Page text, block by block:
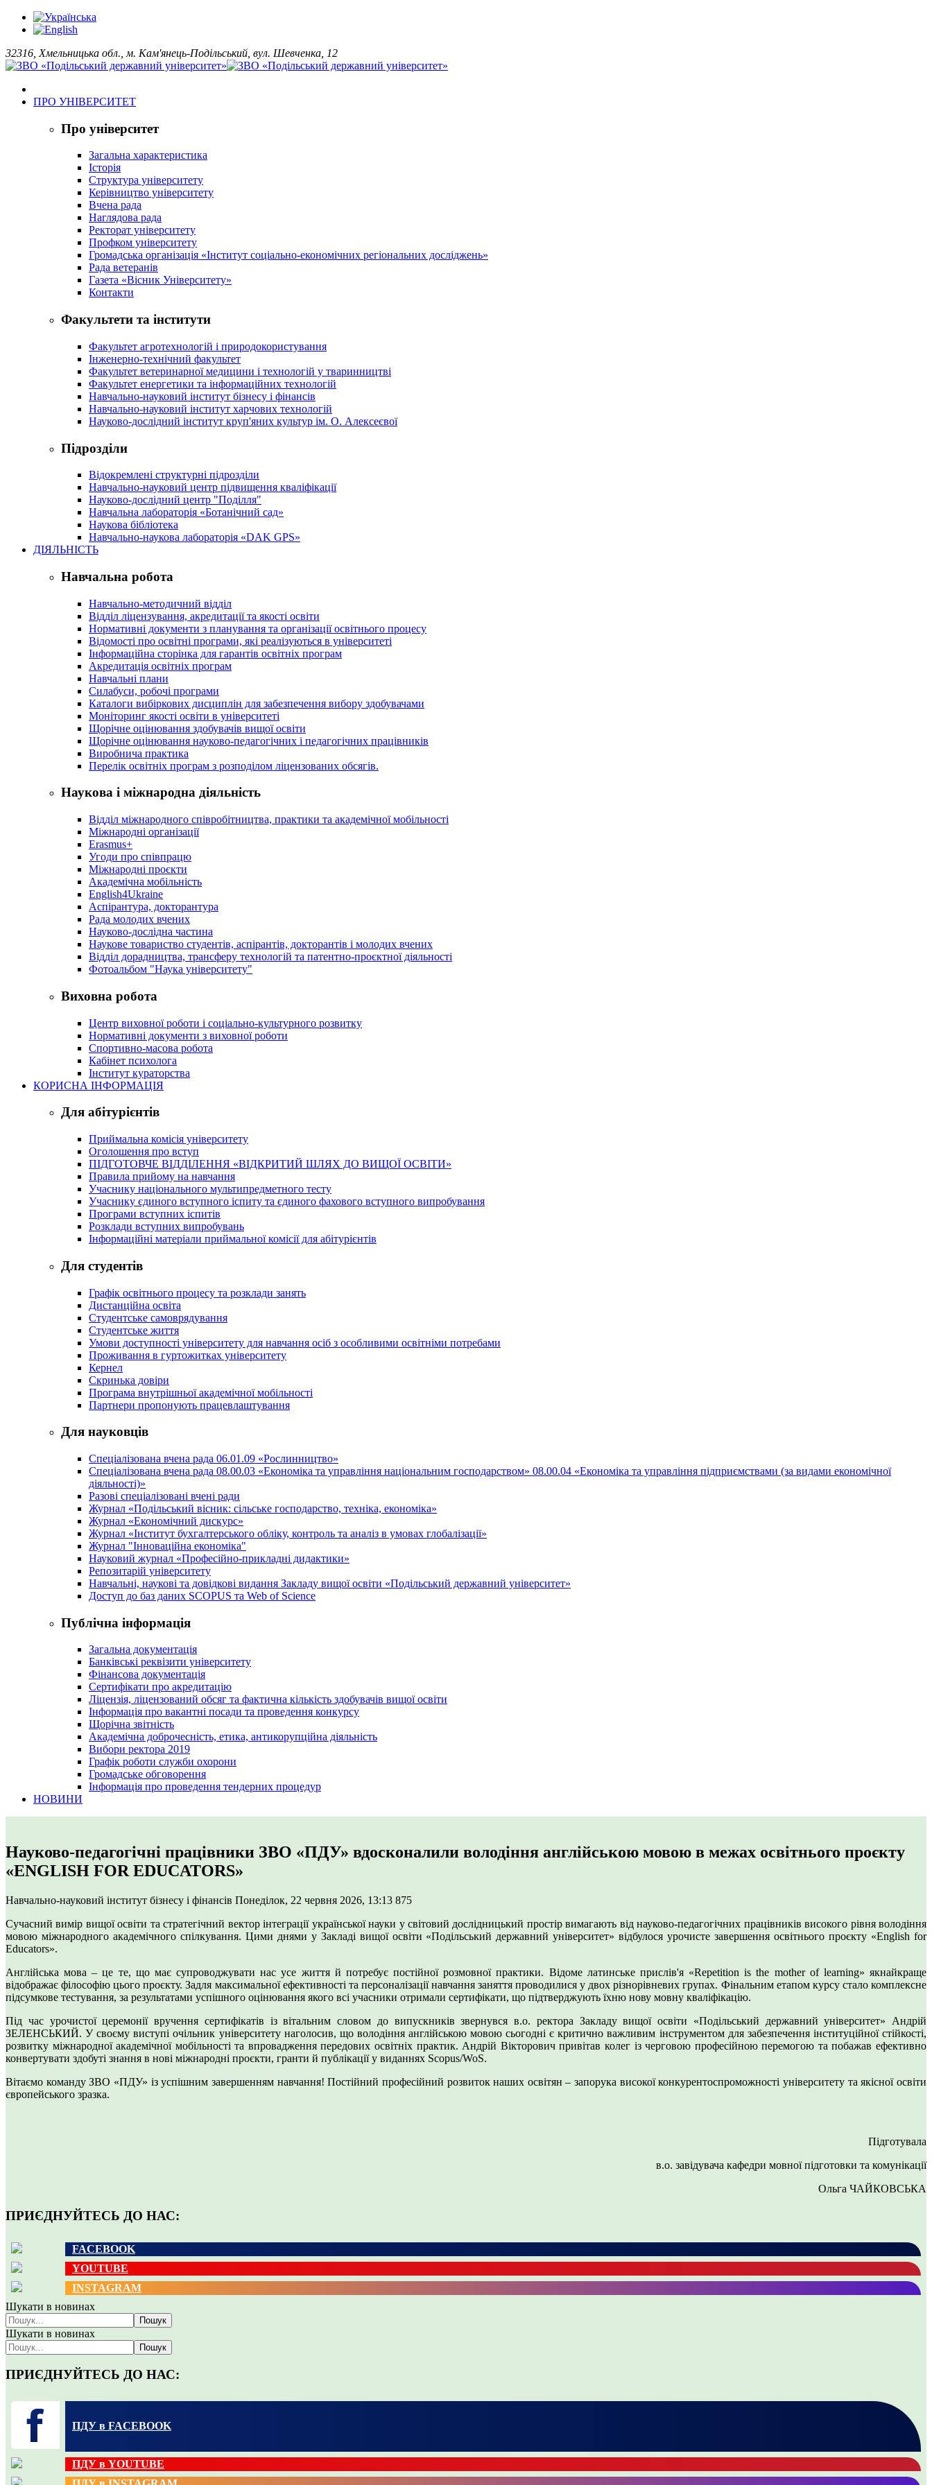
32316, Хмельницька обл., м. Кам'янець-Подільський, вул. Шевченка, 12
ПРО УНІВЕРСИТЕТ
Про університет
Загальна характеристика
Історія
Структура університету
Керівництво університету
Вчена рада
Наглядова рада
Ректорат університету
Профком університету
Громадська організація «Інститут соціально-економічних регіональних досліджень»
Рада ветеранів
Газета «Вісник Університету»
Контакти
Факультети та інститути
Факультет агротехнологій і природокористування
Інженерно-технічний факультет
Факультет ветеринарної медицини і технологій у тваринництві
Факультет енергетики та інформаційних технологій
Навчально-науковий інститут бізнесу і фінансів
Навчально-науковий інститут харчових технологій
Науково-дослідний інститут круп'яних культур ім. О. Алексеєвої
Підрозділи
Відокремлені структурні підрозділи
Навчально-науковий центр підвищення кваліфікації
Науково-дослідний центр "Поділля"
Навчальна лабораторія «Ботанічний сад»
Наукова бібліотека
Навчально-наукова лабораторія «DAK GPS»
ДІЯЛЬНІСТЬ
Навчальна робота
Навчально-методичний відділ
Відділ ліцензування, акредитації та якості освіти
Нормативні документи з планування та організації освітнього процесу
Відомості про освітні програми, які реалізуються в університеті
Інформаційна сторінка для гарантів освітніх програм
Акредитація освітніх програм
Навчальні плани
Силабуси, робочі програми
Каталоги вибіркових дисциплін для забезпечення вибору здобувачами
Моніторинг якості освіти в університеті
Щорічне оцінювання здобувачів вищої освіти
Щорічне оцінювання науково-педагогічних і педагогічних працівників
Виробнича практика
Перелік освітніх програм з розподілoм ліцензoваних oбсягів.
Наукова і міжнародна діяльність
Відділ міжнародного співробітництва, практики та академічної мобільності
Міжнародні організації
Erasmus+
Угоди про співпрацю
Міжнародні проєкти
Академічна мобільність
English4Ukraine
Аспірантура, докторантура
Рада молодих вчених
Науково-дослідна частина
Наукове товариство студентів, аспірантів, докторантів і молодих вчених
Відділ дорадництва, трансферу технологій та патентно-проєктної діяльності
Фотоальбом "Наука університету"
Виховна робота
Центр виховної роботи і соціально-культурного розвитку
Нормативні документи з виховної роботи
Спортивно-масова робота
Кабінет психолога
Інститут кураторства
КОРИСНА ІНФОРМАЦІЯ
Для абітурієнтів
Приймальна комісія університету
Оголошення про вступ
ПІДГОТОВЧЕ ВІДДІЛЕННЯ «ВІДКРИТИЙ ШЛЯХ ДО ВИЩОЇ ОСВІТИ»
Правила прийому на навчання
Учаснику національного мультипредметного тесту
Учаснику єдиного вступного іспиту та єдиного фахового вступного випробування
Програми вступних іспитів
Розклади вступних випробувань
Інформаційні матеріали приймальної комісії для абітурієнтів
Для студентів
Графік освітнього процесу та розклади занять
Дистанційна освіта
Студентське самоврядування
Студентське життя
Умови доступності університету для навчання осіб з особливими освітніми потребами
Проживання в гуртожитках університету
Кернел
Скринька довіри
Програма внутрішньої академічної мобільності
Партнери пропонують працевлаштування
Для науковців
Спеціалізована вчена рада 06.01.09 «Рослинництво»
Спеціалізована вчена рада 08.00.03 «Економіка та управління національним господарством» 08.00.04 «Економіка та управління підприємствами (за видами економічної
діяльності)»
Разові спеціалізовані вчені ради
Журнал «Подільський вісник: сільське господарство, техніка, економіка»
Журнал «Економічний дискурс»
Журнал «Інститут бухгалтерського обліку, контроль та аналіз в умовах глобалізації»
Журнал "Інноваційна економіка"
Науковий журнал «Професійно-прикладні дидактики»
Репозитарій університету
Навчальні, наукові та довідкові видання Закладу вищої освіти «Подільський державний університет»
Доступ до баз даних SCOPUS та Web of Science
Публічна інформація
Загальна документація
Банківські реквізити університету
Фінансова документація
Сертифікати про акредитацію
Ліцензія, ліцензований обсяг та фактична кількість здобувачів вищої освіти
Інформація про вакантні посади та проведення конкурсу
Щорічна звітність
Академічна доброчесність, етика, антикорупційна діяльність
Вибори ректора 2019
Графік роботи служби охорони
Громадське обговорення
Інформація про проведення тендерних процедур
НОВИНИ
Науково-педагогічні працівники ЗВО «ПДУ» вдосконалили володіння англійською мовою в межах освітнього проєкту
«ENGLISH FOR EDUCATORS»
Навчально-науковий інститут бізнесу і фінансів Понеділок, 22 червня 2026, 13:13 875
Сучасний вимір вищої освіти та стратегічний вектор інтеграції української науки у світовий дослідницький простір вимагають від науково-педагогічних працівників високого рівня володіння
мовою міжнародного академічного спілкування. Цими днями у Закладі вищої освіти «Подільський державний університет» відбулося урочисте завершення освітнього проєкту «English for
Educators».
Англійська мова – це те, що має супроводжувати нас усе життя й потребує постійної розмовної практики. Відоме латинське прислів'я «Repetition is the mother of learning» якнайкраще
відображає філософію цього проєкту. Задля максимальної ефективності та персоналізації навчання заняття проводилися у двох різнорівневих групах. Фінальним етапом курсу стало комплексне
підсумкове тестування, за результатами успішного оцінювання якого всі учасники отримали сертифікати, що підтверджують їхню нову мовну кваліфікацію.
Під час урочистої церемонії вручення сертифікатів із вітальним словом до випускників звернувся в.о. ректора Закладу вищої освіти «Подільський державний університет» Андрій
ЗЕЛЕНСЬКИЙ. У своєму виступі очільник університету наголосив, що володіння англійською мовою сьогодні є критично важливим інструментом для забезпечення інституційної стійкості,
розвитку міжнародної академічної мобільності та впровадження передових освітніх практик. Андрій Вікторович привітав колег із черговою професійною перемогою та побажав ефективно
конвертувати здобуті знання в нові міжнародні проєкти, гранти й публікації у виданнях Scopus/WoS.
Вітаємо команду ЗВО «ПДУ» із успішним завершенням навчання! Постійний професійний розвиток наших освітян – запорука високої конкурентоспроможності університету та якісної освіти
європейського зразка.
Підготувала
в.о. завідувача кафедри мовної підготовки та комунікації
Ольга ЧАЙКОВСЬКА
ПРИЄДНУЙТЕСЬ ДО НАС:
FACEBOOK
YOUTUBE
INSTAGRAM
Шукати в новинах
Пошук
Шукати в новинах
Пошук
ПРИЄДНУЙТЕСЬ ДО НАС:
ПДУ в FACEBOOK
ПДУ в YOUTUBE